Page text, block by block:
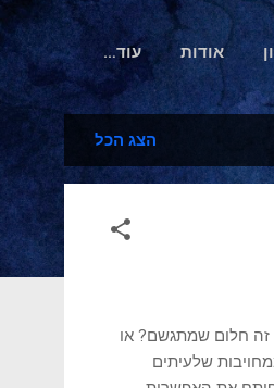
אודות ‏עוד…
הצג הכל
זה חלום שמתגשם? או
שלעיתים